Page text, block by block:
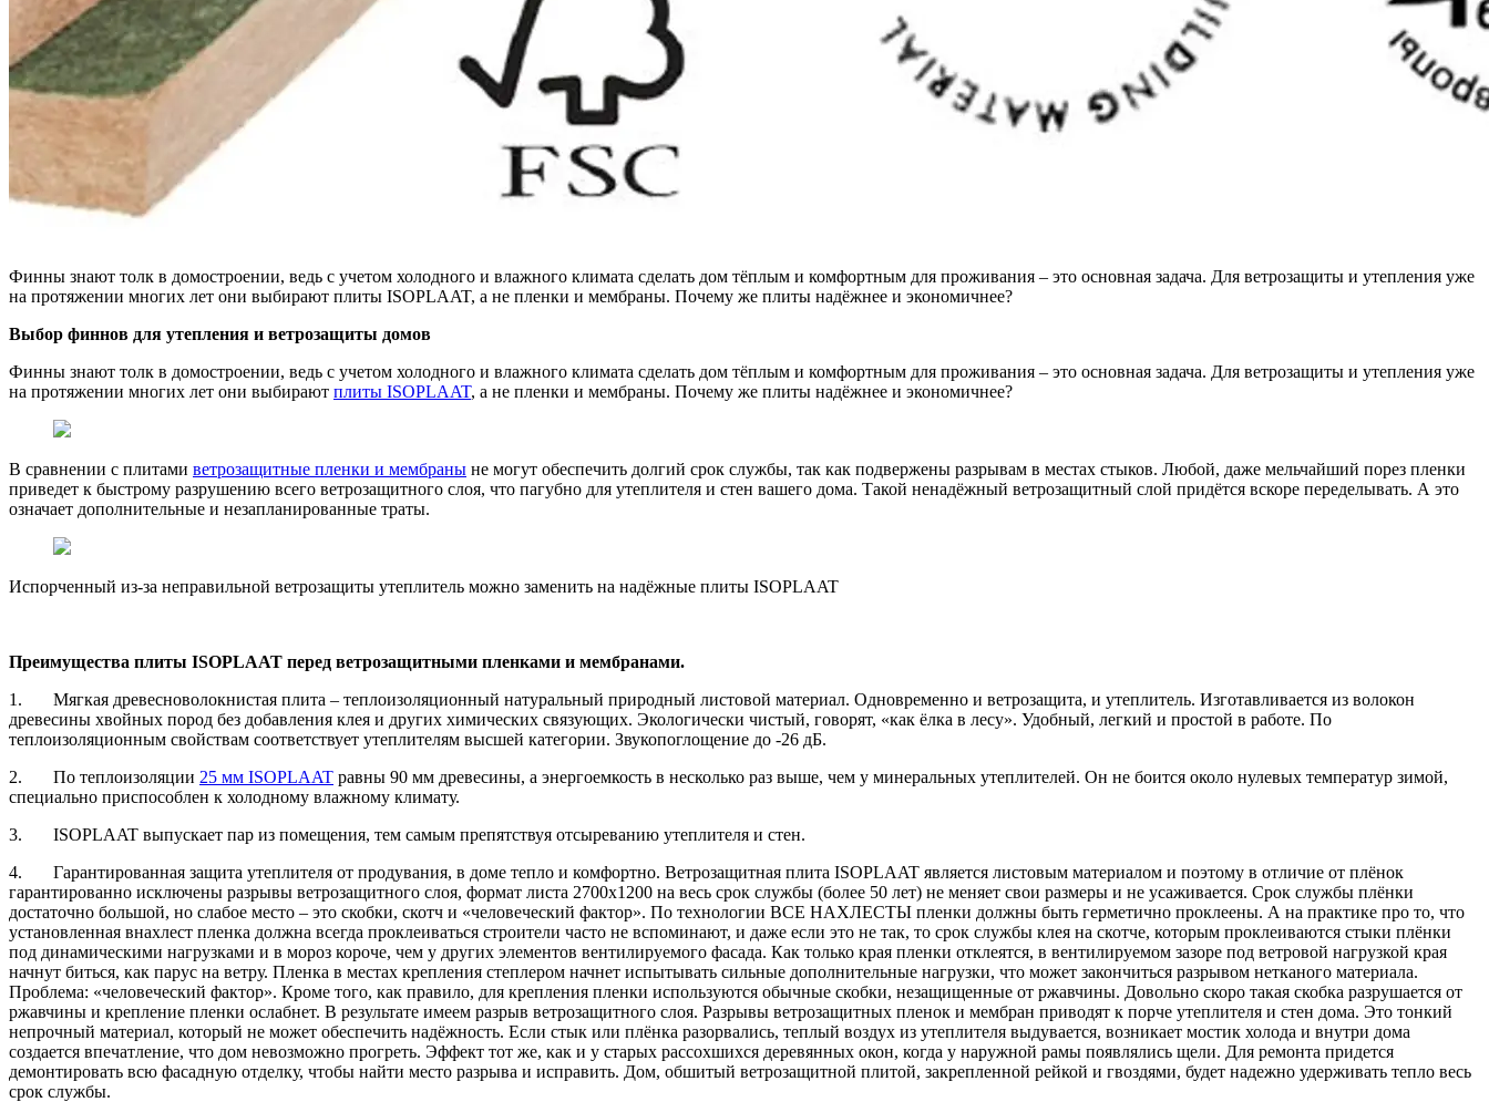
Финны знают толк в домостроении, ведь с учетом холодного и влажного климата сделать дом тёплым и комфортным для проживания – это основная задача. Для ветрозащиты и утепления уже
на протяжении многих лет они выбирают плиты ISOPLAAT, а не пленки и мембраны. Почему же плиты надёжнее и экономичнее?
Выбор финнов для утепления и ветрозащиты домов
Финны знают толк в домостроении, ведь с учетом холодного и влажного климата сделать дом тёплым и комфортным для проживания – это основная задача. Для ветрозащиты и утепления уже
на протяжении многих лет они выбирают плиты ISOPLAAT, а не пленки и мембраны. Почему же плиты надёжнее и экономичнее?
В сравнении с плитами ветрозащитные пленки и мембраны не могут обеспечить долгий срок службы, так как подвержены разрывам в местах стыков. Любой, даже мельчайший порез пленки
приведет к быстрому разрушению всего ветрозащитного слоя, что пагубно для утеплителя и стен вашего дома. Такой ненадёжный ветрозащитный слой придётся вскоре переделывать. А это
означает дополнительные и незапланированные траты.
Испорченный из-за неправильной ветрозащиты утеплитель можно заменить на надёжные плиты ISOPLAAT
Преимущества плиты ISOPLAAT перед ветрозащитными пленками и мембранами.
1. Мягкая древесноволокнистая плита – теплоизоляционный натуральный природный листовой материал. Одновременно и ветрозащита, и утеплитель. Изготавливается из волокон
древесины хвойных пород без добавления клея и других химических связующих. Экологически чистый, говорят, «как ёлка в лесу». Удобный, легкий и простой в работе. По
теплоизоляционным свойствам соответствует утеплителям высшей категории. Звукопоглощение до -26 дБ.
2. По теплоизоляции 25 мм ISOPLAAT равны 90 мм древесины, а энергоемкость в несколько раз выше, чем у минеральных утеплителей. Он не боится около нулевых температур зимой,
специально приспособлен к холодному влажному климату.
3. ISOPLAAT выпускает пар из помещения, тем самым препятствуя отсыреванию утеплителя и стен.
4. Гарантированная защита утеплителя от продувания, в доме тепло и комфортно. Ветрозащитная плита ISOPLAAT является листовым материалом и поэтому в отличие от плёнок
гарантированно исключены разрывы ветрозащитного слоя, формат листа 2700х1200 на весь срок службы (более 50 лет) не меняет свои размеры и не усаживается. Срок службы плёнки
достаточно большой, но слабое место – это скобки, скотч и «человеческий фактор». По технологии ВСЕ НАХЛЕСТЫ пленки должны быть герметично проклеены. А на практике про то, что
установленная внахлест пленка должна всегда проклеиваться строители часто не вспоминают, и даже если это не так, то срок службы клея на скотче, которым проклеиваются стыки плёнки
под динамическими нагрузками и в мороз короче, чем у других элементов вентилируемого фасада. Как только края пленки отклеятся, в вентилируемом зазоре под ветровой нагрузкой края
начнут биться, как парус на ветру. Пленка в местах крепления степлером начнет испытывать сильные дополнительные нагрузки, что может закончиться разрывом нетканого материала.
Проблема: «человеческий фактор». Кроме того, как правило, для крепления пленки используются обычные скобки, незащищенные от ржавчины. Довольно скоро такая скобка разрушается от
ржавчины и крепление пленки ослабнет. В результате имеем разрыв ветрозащитного слоя. Разрывы ветрозащитных пленок и мембран приводят к порче утеплителя и стен дома. Это тонкий
непрочный материал, который не может обеспечить надёжность. Если стык или плёнка разорвались, теплый воздух из утеплителя выдувается, возникает мостик холода и внутри дома
создается впечатление, что дом невозможно прогреть. Эффект тот же, как и у старых рассохшихся деревянных окон, когда у наружной рамы появлялись щели. Для ремонта придется
демонтировать всю фасадную отделку, чтобы найти место разрыва и исправить. Дом, обшитый ветрозащитной плитой, закрепленной рейкой и гвоздями, будет надежно удерживать тепло весь
срок службы.